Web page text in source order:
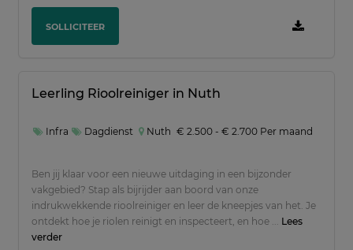
SOLLICITEER
Leerling Rioolreiniger in Nuth
Infra Dagdienst Nuth € 2.500 - € 2.700 Per maand
Ben jij klaar voor een nieuwe uitdaging in een bijzonder
vakgebied? Stap als bijrijder aan boord van onze
indrukwekkende rioolreiniger en leer de kneepjes van het. Je
ontdekt hoe je riolen reinigt en inspecteert, en hoe ... Lees
verder